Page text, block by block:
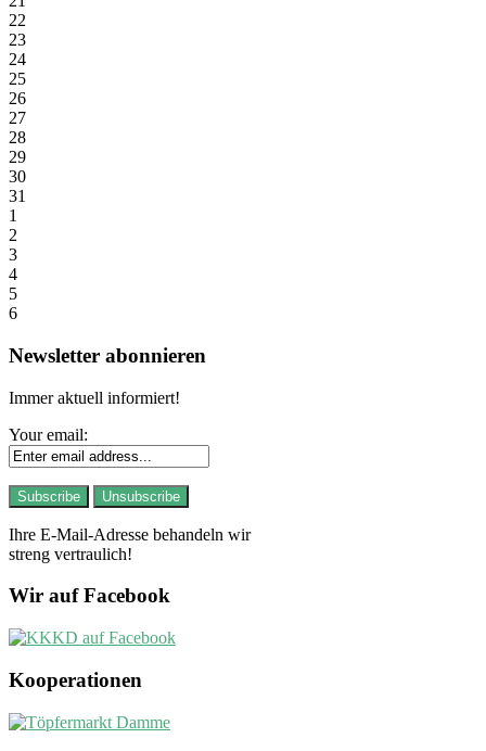
22
23
24
25
26
27
28
29
30
31
1
2
3
4
5
6
Newsletter abonnieren
Immer aktuell informiert!
Your email:
Ihre E-Mail-Adresse behandeln wir
streng vertraulich!
Wir auf Facebook
Kooperationen